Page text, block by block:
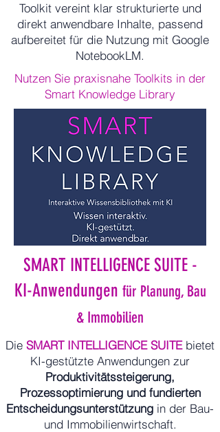
Toolkit vereint klar strukturierte und
direkt anwendbare Inhalte, passend
aufbereitet für die Nutzung mit Google
NotebookLM.
Nutzen Sie praxisnahe Toolkits in der
Smart Knowledge Library
SMART INTELLIGENCE SUITE -
KI-Anwendungen für Planung, Bau
& Immobilien
Die SMART INTELLIGENCE SUITEbietet
KI-gestützte Anwendungen zur
Produktivitätssteigerung,
Prozessoptimierung und fundierten
Entscheidungsunterstützung in der Bau-
und Immobilienwirtschaft.